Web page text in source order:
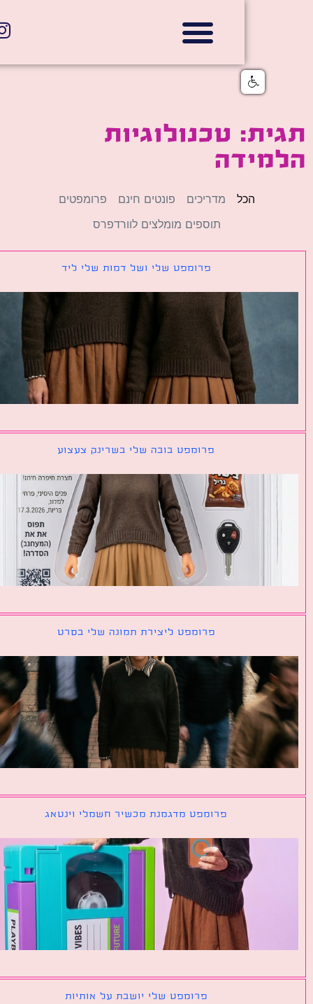
טכנולוגיות
מדריכים פונטים חינם
פרומפטים
תוספים מומלצים לוורדפרס
פרומפט שלי ושל דמות שלי ליד
פרומפט בובה שלי בשרינק צעצוע
פרומפט ליצירת תמונה שלי בסרט
פרומפט מדגמנת מכשיר חשמלי וינטאג
פרומפט שלי יושבת על אותיות